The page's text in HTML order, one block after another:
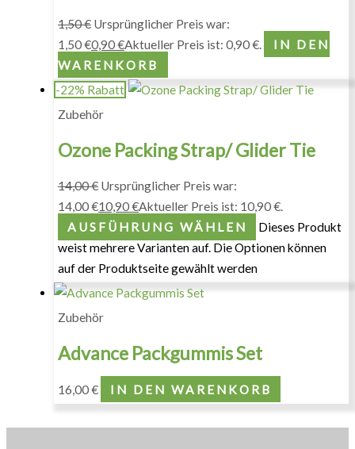
1,50€ Ursprünglicher Preis war:
1,50 €0,90€Aktueller Preis ist: 0,90 €.
IN DEN
WARENKORB
-22% Rabatt
Zubehör
Ozone Packing Strap/ Glider Tie
14,00€ Ursprünglicher Preis war:
14,00 €10,90€Aktueller Preis ist: 10,90 €.
AUSFÜHRUNG WÄHLEN
Dieses Produkt
weist mehrere Varianten auf. Die Optionen können
auf der Produktseite gewählt werden
Zubehör
Advance Packgummis Set
16,00€ IN DEN WARENKORB